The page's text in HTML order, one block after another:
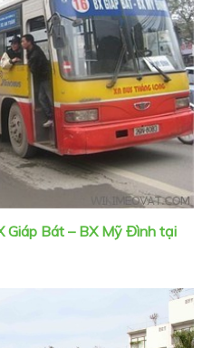
Giáp Bát – BX Mỹ Đình tại